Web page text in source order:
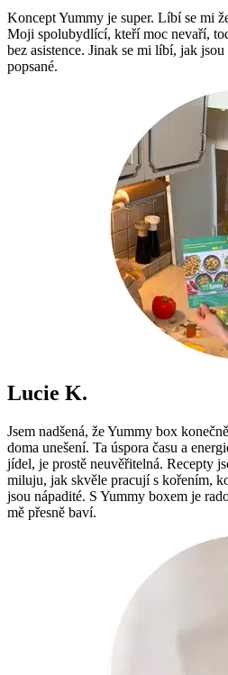
Koncept Yummy je super. Líbí se mi
Moji spolubydlící, kteří moc nevaří,
bez asistence. Jinak se mi líbí, jak
popsané.
Lucie K.
Jsem nadšená, že Yummy box
doma unešení. Ta úspora času a
jídel, je prostě neuvěřitelná. Recepty
miluju, jak skvěle pracují s kořením,
jsou nápadité. S Yummy boxem je
mě přesně baví.